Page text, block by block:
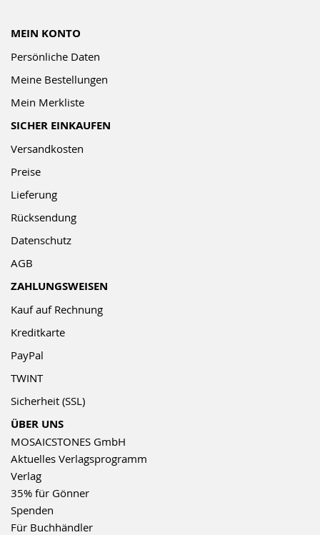
MEIN KONTO
Persönliche Daten
Meine Bestellungen
Mein Merkliste
SICHER EINKAUFEN
Versandkosten
Preise
Lieferung
Rücksendung
Datenschutz
AGB
ZAHLUNGSWEISEN
Kauf auf Rechnung
Kreditkarte
PayPal
TWINT
Sicherheit (SSL)
ÜBER UNS
MOSAICSTONES GmbH
Aktuelles Verlagsprogramm
Verlag
35% für Gönner
Spenden
Für Buchhändler